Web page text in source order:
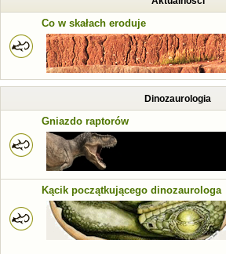
Co w skałach eroduje
Dinozaurologia
Gniazdo raptorów
Kącik początkującego dinozaurologa